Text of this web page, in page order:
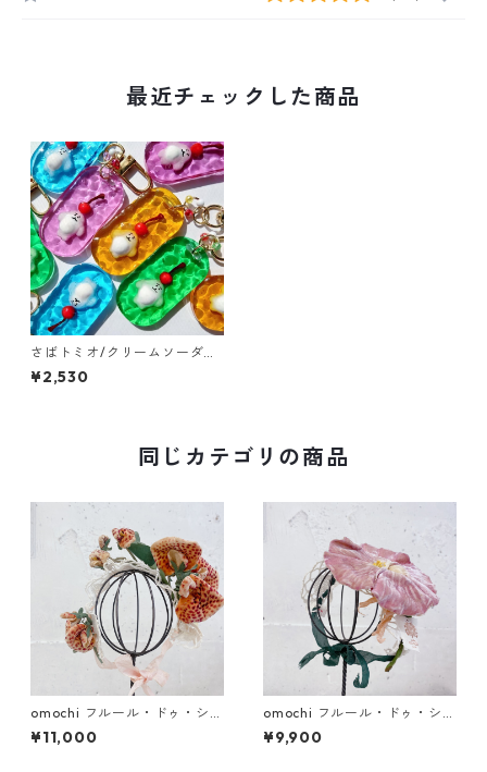
最近チェックした商品
さばトミオ/クリームソーダの
海でアイスに擬態するアザラ
シキーホルダー
¥2,530
同じカテゴリの商品
omochi フルール・ドゥ・シル
ク 蘭 (ドール用ヘッドドレス)
¥11,000
omochi フルール・ドゥ・シル
ク朝顔・菊 (ドール用ヘッドド
レス)
¥9,900